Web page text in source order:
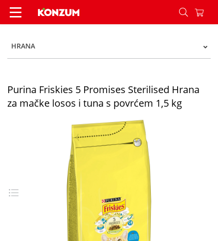
Purina Friskies 5 Promises Sterilised Hrana za
HRANA
Purina Friskies 5 Promises Sterilised Hrana
za mačke losos i tuna s povrćem 1,5 kg